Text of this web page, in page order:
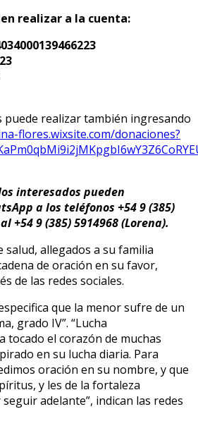
realizar a la cuenta:
puede realizar también ingresando
flores.wixsite.com/donaciones?
interesados pueden
a los teléfonos +54 9 (385)
+54 9 (385) 5914968 (Lorena).
salud, allegados a su familia
de oración en su favor,
de las redes sociales.
que la menor sufre de un
grado IV”. “Lucha
tocado el corazón de muchas
en su lucha diaria. Para
oración en su nombre, y que
y les de la fortaleza
adelante”, indican las redes